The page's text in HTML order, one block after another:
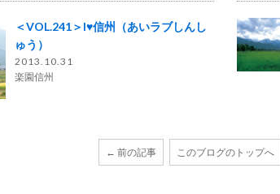
＜VOL.241＞I♥信州（あいラブしんし
ゅう）
2013.10.31
楽園信州
← 前の記事 このブログのトップへ